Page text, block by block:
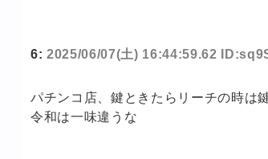
6: 2025/06/07(土) 16:44:59.62
パチンコ店、鍵ときたらリーチの時は
令和は一味違うな